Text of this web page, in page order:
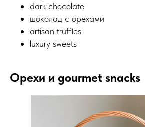
dark chocolate
шоколад с орехами
artisan truffles
luxury sweets
Орехи и gourmet snacks